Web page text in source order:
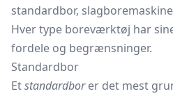
standardbor,
Hver type boreværktøj har
fordele og begrænsninger.
Standardbor
Etstandardborer det mest